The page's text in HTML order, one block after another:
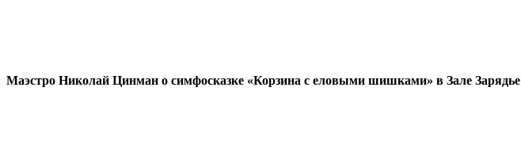
Маэстро Николай Цинман о симфосказке «Корзина с еловыми шишками» в Зале Зарядье